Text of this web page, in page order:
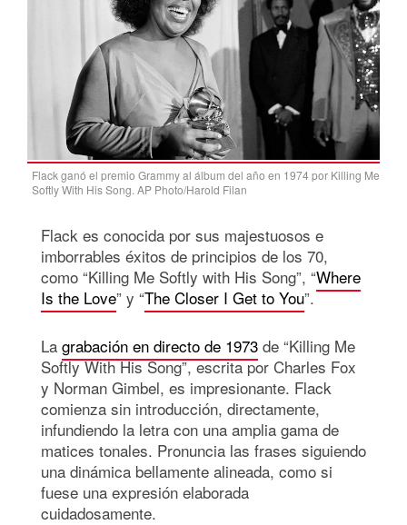
Flack ganó el premio Grammy al álbum del año en 1974 por Killing Me
Softly With His Song. AP Photo/Harold Filan
Flack es conocida por sus majestuosos e
imborrables éxitos de principios de los 70,
como “Killing Me Softly with His Song”, “Where
Is the Love” y “The Closer I Get to You”.
La grabación en directo de 1973 de “Killing Me
Softly With His Song”, escrita por Charles Fox
y Norman Gimbel, es impresionante. Flack
comienza sin introducción, directamente,
infundiendo la letra con una amplia gama de
matices tonales. Pronuncia las frases siguiendo
una dinámica bellamente alineada, como si
fuese una expresión elaborada
cuidadosamente.